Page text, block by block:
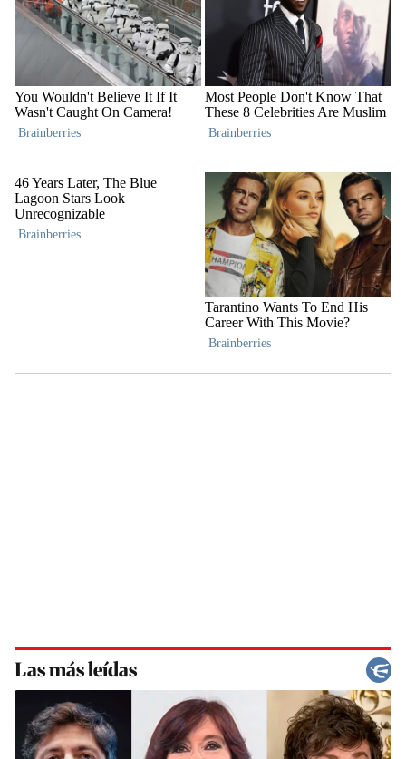
Las más leídas